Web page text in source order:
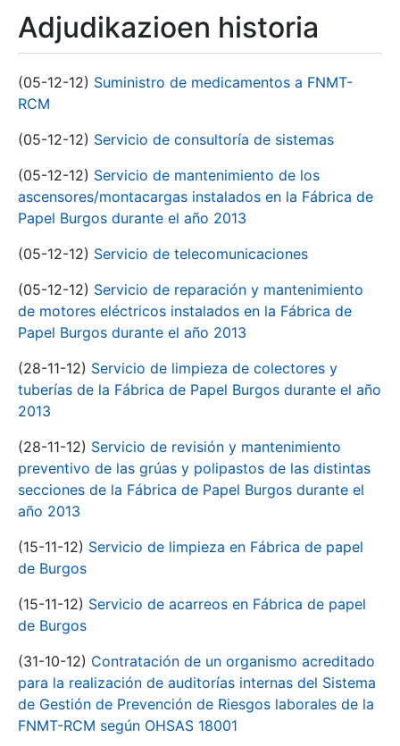
Adjudikazioen historia
(05-12-12) Suministro de medicamentos a FNMT-
RCM
(05-12-12) Servicio de consultoría de sistemas
(05-12-12) Servicio de mantenimiento de los
ascensores/montacargas instalados en la Fábrica de
Papel Burgos durante el año 2013
(05-12-12) Servicio de telecomunicaciones
(05-12-12) Servicio de reparación y mantenimiento
de motores eléctricos instalados en la Fábrica de
Papel Burgos durante el año 2013
(28-11-12) Servicio de limpieza de colectores y
tuberías de la Fábrica de Papel Burgos durante el año
2013
(28-11-12) Servicio de revisión y mantenimiento
preventivo de las grúas y polipastos de las distintas
secciones de la Fábrica de Papel Burgos durante el
año 2013
(15-11-12) Servicio de limpieza en Fábrica de papel
de Burgos
(15-11-12) Servicio de acarreos en Fábrica de papel
de Burgos
(31-10-12) Contratación de un organismo acreditado
para la realización de auditorías internas del Sistema
de Gestión de Prevención de Riesgos laborales de la
FNMT-RCM según OHSAS 18001